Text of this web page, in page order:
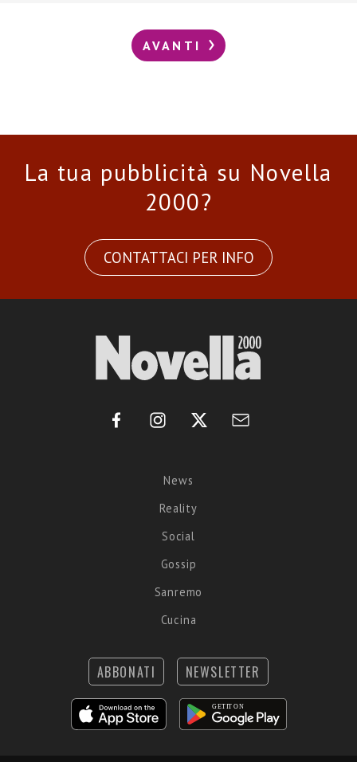
AVANTI
La tua pubblicità su Novella
2000?
CONTATTACI PER INFO
News
Reality
Social
Gossip
Sanremo
Cucina
ABBONATI NEWSLETTER